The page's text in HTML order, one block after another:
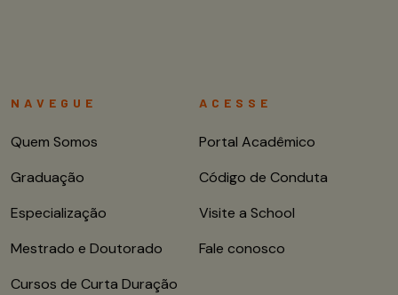
NAVEGUE
Quem Somos
Graduação
Especialização
Mestrado e Doutorado
Cursos de Curta Duração
ACESSE
Portal Acadêmico
Código de Conduta
Visite a School
Fale conosco